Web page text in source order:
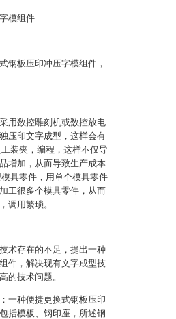
模组件
钢板压印冲压字模组件，
用数控雕刻机或数控放电
压印文字成型，这样会有
装夹，编程，这样不仅导
增加，从而导致生产成本
具零件，用单个模具零件
工很多个模具零件，从而
调用繁琐。
术存在的不足，提出一种
件，解决现有文字成型技
的技术问题。
一种便捷更换式钢板压印
括模板、钢印座，所述钢